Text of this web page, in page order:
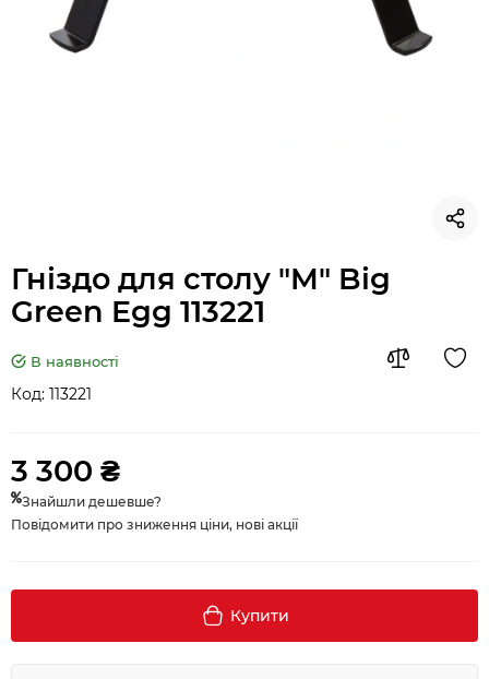
Гніздо для столу "M" Big
Green Egg 113221
В наявності
Код: 113221
3 300 ₴
Знайшли дешевше?
Повідомити про зниження ціни, нові акції
Купити